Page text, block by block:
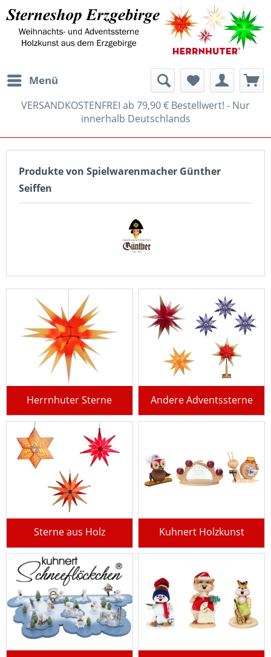
Menü
VERSANDKOSTENFREI ab 79,90 € Bestellwert! - Nur
innerhalb Deutschlands
Produkte von Spielwarenmacher Günther
Seiffen
Herrnhuter Sterne Andere Adventssterne
Sterne aus Holz Kuhnert Holzkunst